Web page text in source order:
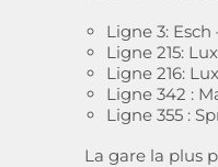
Ligne 3:
Ligne 215:
Ligne 216:
Ligne 342 :
Ligne 355 :
La gare la plus